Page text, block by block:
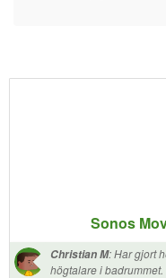
Lagom stor och
Sonos
Christian M:Har gjort
högtalare i